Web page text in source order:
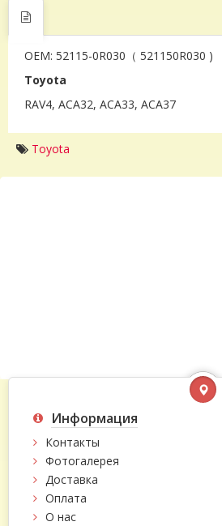
OEM: 52115-0R030（ 521150R030 )
Toyota
RAV4, ACA32, ACA33, ACA37
Toyota
Информация
Контакты
Фотогалерея
Доставка
Оплата
О нас